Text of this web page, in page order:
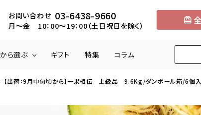
お問い合わせ 03-6438-9660
月～金 10：00～19：00（土日祝日を除く）
マンゴー
5,001円～10,000円
ら選ぶ ギフト 特集 コラム
【出荷：9月中旬頃から】一果相伝 上級品 9.6Kg/ダンボール箱/6個入